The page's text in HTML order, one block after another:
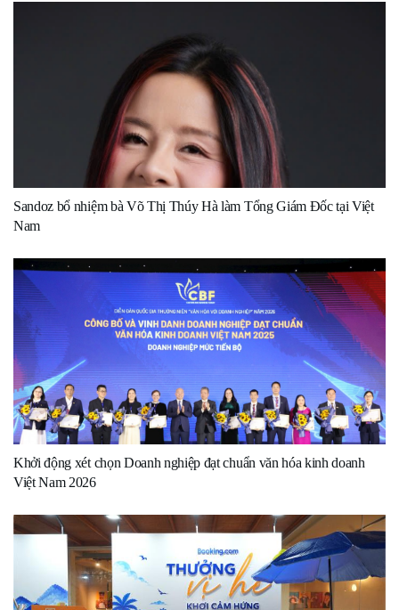
Sandoz bổ nhiệm bà Võ Thị Thúy Hà làm Tổng Giám Đốc tại Việt
Nam
Khởi động xét chọn Doanh nghiệp đạt chuẩn văn hóa kinh doanh
Việt Nam 2026